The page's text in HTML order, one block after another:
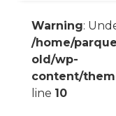
Warning:
/home/
old/wp-
content/
line 10